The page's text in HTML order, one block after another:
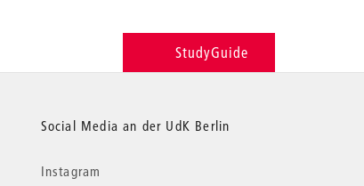
StudyGuide
Social Media an der UdK Berlin
Instagram